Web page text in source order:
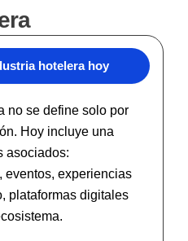
hotelera hoy
no se define solo por
Hoy incluye una
asociados:
eventos, experiencias
plataformas digitales